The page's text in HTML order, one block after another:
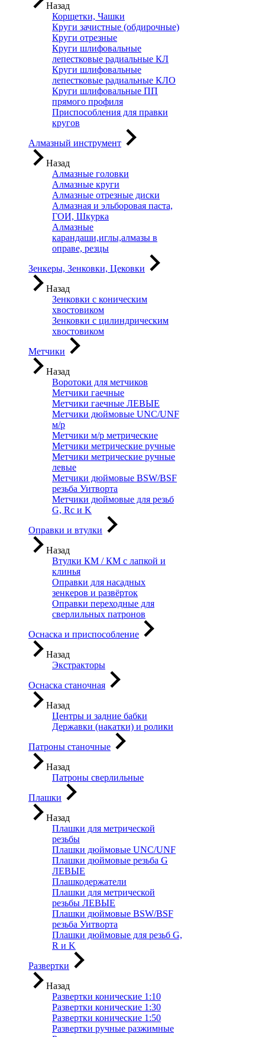
Назад
Корщетки, Чашки
Круги зачистные (обдирочные)
Круги отрезные
Круги шлифовальные
лепестковые радиальные КЛ
Круги шлифовальные
лепестковые радиальные КЛО
Круги шлифовальные ПП
прямого профиля
Приспособления для правки
кругов
Алмазный инструмент
Назад
Алмазные головки
Алмазные круги
Алмазные отрезные диски
Алмазная и эльборовая паста,
ГОИ, Шкурка
Алмазные
карандаши,иглы,алмазы в
оправе, резцы
Зенкеры, Зенковки, Цековки
Назад
Зенковки с коническим
хвостовиком
Зенковки с цилиндрическим
хвостовиком
Метчики
Назад
Воротоки для метчиков
Метчики гаечные
Метчики гаечные ЛЕВЫЕ
Метчики дюймовые UNC/UNF
м/р
Метчики м/р метрические
Метчики метрические ручные
Метчики метрические ручные
левые
Метчики дюймовые BSW/BSF
резьба Уитворта
Метчики дюймовые для резьб
G, Rc и K
Оправки и втулки
Назад
Втулки КМ / КМ с лапкой и
клинья
Оправки для насадных
зенкеров и развёрток
Оправки переходные для
сверлильных патронов
Оснаска и приспособление
Назад
Экстракторы
Оснаска станочная
Назад
Центры и задние бабки
Державки (накатки) и ролики
Патроны станочные
Назад
Патроны сверлильные
Плашки
Назад
Плашки для метрической
резьбы
Плашки дюймовые UNC/UNF
Плашки дюймовые резьба G
ЛЕВЫЕ
Плашкодержатели
Плашки для метрической
резьбы ЛЕВЫЕ
Плашки дюймовые BSW/BSF
резьба Уитворта
Плашки дюймовые для резьб G,
R и K
Развертки
Назад
Развертки конические 1:10
Развертки конические 1:30
Развертки конические 1:50
Развертки ручные разжимные